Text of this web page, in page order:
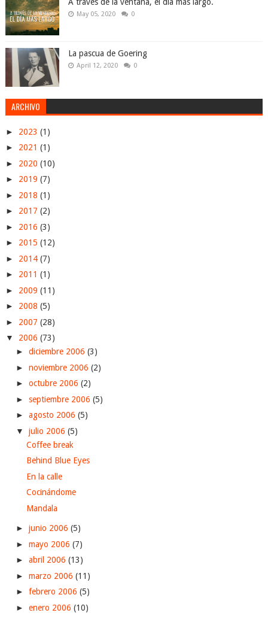
May 05, 2020 0
La pascua de Goering
April 12, 2020 0
ARCHIVO
► 2023 (1)
► 2021 (1)
► 2020 (10)
► 2019 (7)
► 2018 (1)
► 2017 (2)
► 2016 (3)
► 2015 (12)
► 2014 (7)
► 2011 (1)
► 2009 (11)
► 2008 (5)
► 2007 (28)
▼ 2006 (73)
► diciembre 2006 (3)
► noviembre 2006 (2)
► octubre 2006 (2)
► septiembre 2006 (5)
► agosto 2006 (5)
▼ julio 2006 (5)
Coffee break
Behind Blue Eyes
En la calle
Cocinándome
Mandala
► junio 2006 (5)
► mayo 2006 (7)
► abril 2006 (13)
► marzo 2006 (11)
► febrero 2006 (5)
► enero 2006 (10)